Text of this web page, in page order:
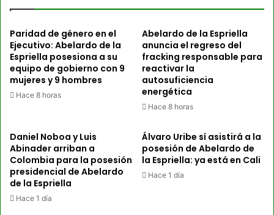
Paridad de género en el
Ejecutivo: Abelardo de la
Espriella posesiona a su
equipo de gobierno con 9
mujeres y 9 hombres
Hace 8 horas
Abelardo de la Espriella
anuncia el regreso del
fracking responsable para
reactivar la
autosuficiencia
energética
Hace 8 horas
Daniel Noboa y Luis
Abinader arriban a
Colombia para la posesión
presidencial de Abelardo
de la Espriella
Hace 1 día
Álvaro Uribe sí asistirá a la
posesión de Abelardo de
la Espriella: ya está en Cali
Hace 1 día